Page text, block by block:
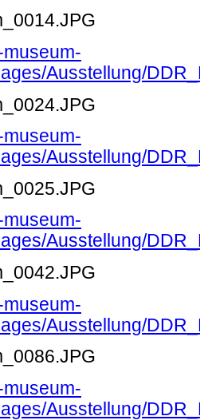
museum-
Ausstellung/
museum-
Ausstellung/
museum-
Ausstellung/
museum-
Ausstellung/
museum-
Ausstellung/